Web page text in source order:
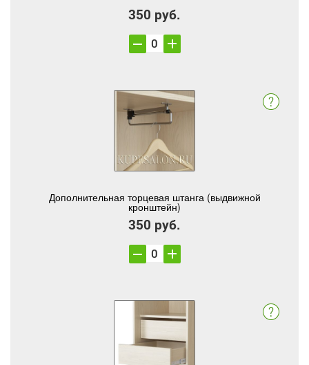
350 руб.
Дополнительная торцевая штанга (выдвижной
кронштейн)
350 руб.